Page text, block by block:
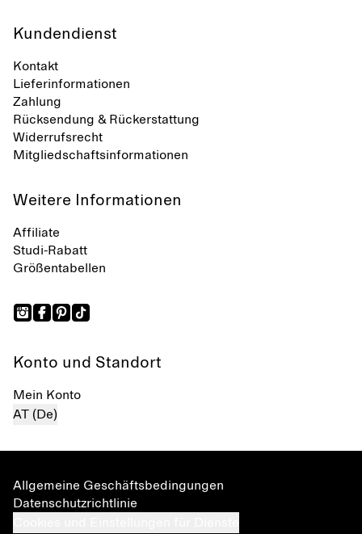
Kundendienst
Kontakt
Lieferinformationen
Zahlung
Rücksendung & Rückerstattung
Widerrufsrecht
Mitgliedschaftsinformationen
Weitere Informationen
Affiliate
Studi-Rabatt
Größentabellen
Konto und Standort
Mein Konto
AT (De)
Allgemeine Geschäftsbedingungen
Datenschutzrichtlinie